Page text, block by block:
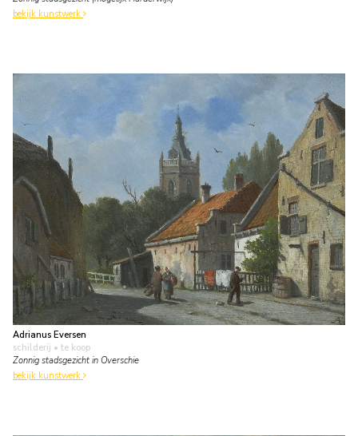
bekijk kunstwerk
Adrianus Eversen
schilderij • te koop
Zonnig stadsgezicht in Overschie
bekijk kunstwerk